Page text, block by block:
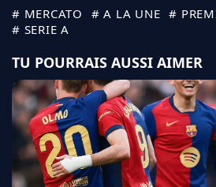
# MERCATO # A LA UNE #
# SERIE A
TU POURRAIS AUSSI AIMER